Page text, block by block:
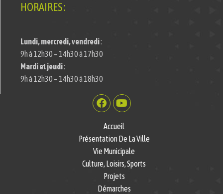
HORAIRES :
Lundi, mercredi, vendredi:
9h à 12h30 – 14h30 à 17h30
Mardi et jeudi:
9h à 12h30 – 14h30 à 18h30
Accueil
Présentation De La Ville
Vie Municipale
Culture, Loisirs, Sports
Projets
Démarches